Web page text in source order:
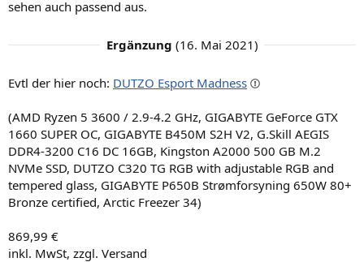
sehen auch passend aus.
Ergänzung (16. Mai 2021)
Evtl der hier noch: DUTZO Esport Madness
(AMD Ryzen 5 3600 / 2.9-4.2 GHz, GIGABYTE GeForce GTX
1660 SUPER OC, GIGABYTE B450M S2H V2, G.Skill AEGIS
DDR4-3200 C16 DC 16GB, Kingston A2000 500 GB M.2
NVMe SSD, DUTZO C320 TG RGB with adjustable RGB and
tempered glass, GIGABYTE P650B Strømforsyning 650W 80+
Bronze certified, Arctic Freezer 34)
869,99 €
inkl. MwSt, zzgl. Versand